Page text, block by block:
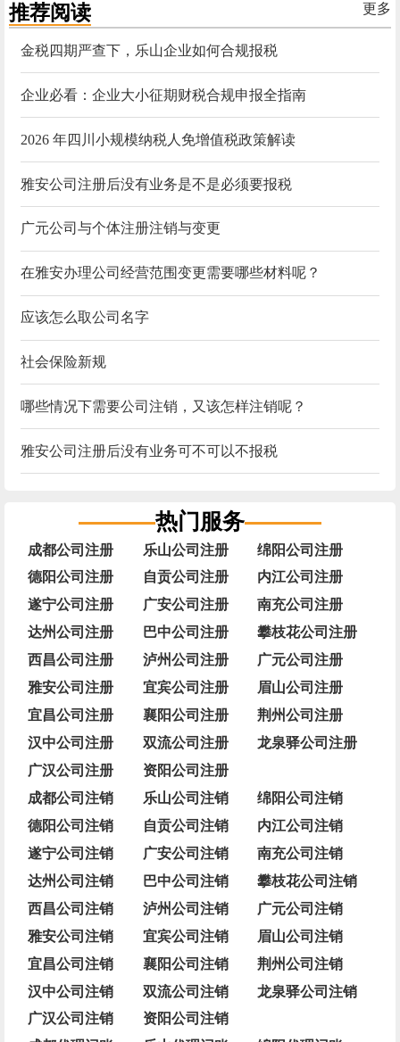
更多
推荐阅读
金税四期严查下，乐山企业如何合规报税
企业必看：企业大小征期财税合规申报全指南
2026 年四川小规模纳税人免增值税政策解读
雅安公司注册后没有业务是不是必须要报税
广元公司与个体注册注销与变更
在雅安办理公司经营范围变更需要哪些材料呢？
应该怎么取公司名字
社会保险新规
哪些情况下需要公司注销，又该怎样注销呢？
雅安公司注册后没有业务可不可以不报税
热门服务
成都公司注册 乐山公司注册
绵阳公司注册
德阳公司注册
自贡公司注册
内江公司注册
遂宁公司注册
广安公司注册
南充公司注册
达州公司注册
巴中公司注册
攀枝花公司注册
西昌公司注册
泸州公司注册
广元公司注册
雅安公司注册
宜宾公司注册
眉山公司注册
宜昌公司注册
襄阳公司注册
荆州公司注册
汉中公司注册
双流公司注册
龙泉驿公司注册
广汉公司注册
资阳公司注册
成都公司注销
乐山公司注销
绵阳公司注销
德阳公司注销
自贡公司注销
内江公司注销
遂宁公司注销
广安公司注销
南充公司注销
达州公司注销
巴中公司注销
攀枝花公司注销
西昌公司注销
泸州公司注销
广元公司注销
雅安公司注销
宜宾公司注销
眉山公司注销
宜昌公司注销
襄阳公司注销
荆州公司注销
汉中公司注销
双流公司注销
龙泉驿公司注销
广汉公司注销
资阳公司注销